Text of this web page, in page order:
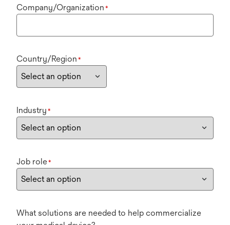
Company/Organization *
Country/Region *
Industry *
Job role*
What solutions are needed to help commercialize